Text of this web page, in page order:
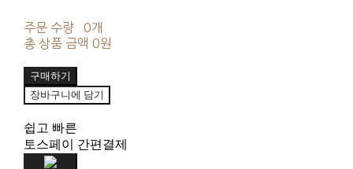
주문 수량
0개
총 상품 금액 0원
구매하기
장바구니에 담기
쉽고 빠른
토스페이 간편결제